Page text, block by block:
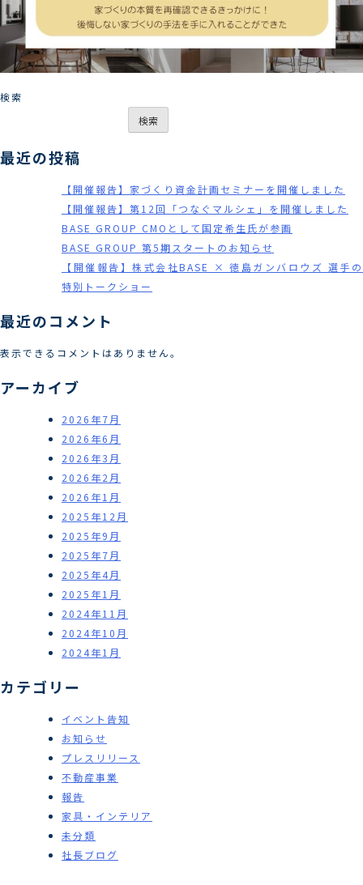
検索
検索
最近の投稿
【開催報告】家づくり資金計画セミナーを開催しました
【開催報告】第12回「つなぐマルシェ」を開催しました
BASE GROUP CMOとして国定希生氏が参画
BASE GROUP 第5期スタートのお知らせ
【開催報告】株式会社BASE × 徳島ガンバロウズ 選手の
特別トークショー
最近のコメント
表示できるコメントはありません。
アーカイブ
2026年7月
2026年6月
2026年3月
2026年2月
2026年1月
2025年12月
2025年9月
2025年7月
2025年4月
2025年1月
2024年11月
2024年10月
2024年1月
カテゴリー
イベント告知
お知らせ
プレスリリース
不動産事業
報告
家具・インテリア
未分類
社長ブログ